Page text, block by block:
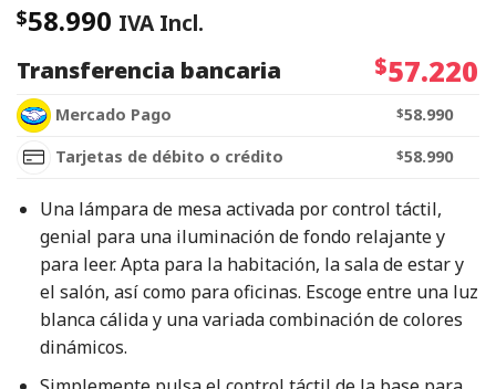
$58.990 IVA Incl.
Transferencia bancaria
$57.220
Mercado Pago $58.990
Tarjetas de débito o crédito
$58.990
Una lámpara de mesa activada por control táctil,
genial para una iluminación de fondo relajante y
para leer. Apta para la habitación, la sala de estar y
el salón, así como para oficinas. Escoge entre una luz
blanca cálida y una variada combinación de colores
dinámicos.